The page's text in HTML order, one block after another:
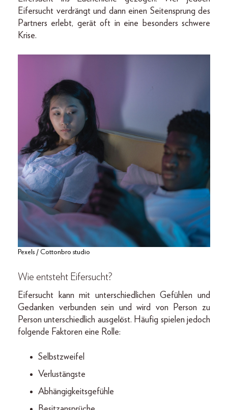
Eifersucht verdrängt und dann einen Seitensprung des
Partners erlebt, gerät oft in eine besonders schwere
Krise.
Pexels / Cottonbro studio
Wie entsteht Eifersucht?
Eifersucht kann mit unterschiedlichen Gefühlen und
Gedanken verbunden sein und wird von Person zu
Person unterschiedlich ausgelöst. Häufig spielen jedoch
folgende Faktoren eine Rolle:
Selbstzweifel
Verlustängste
Abhängigkeitsgefühle